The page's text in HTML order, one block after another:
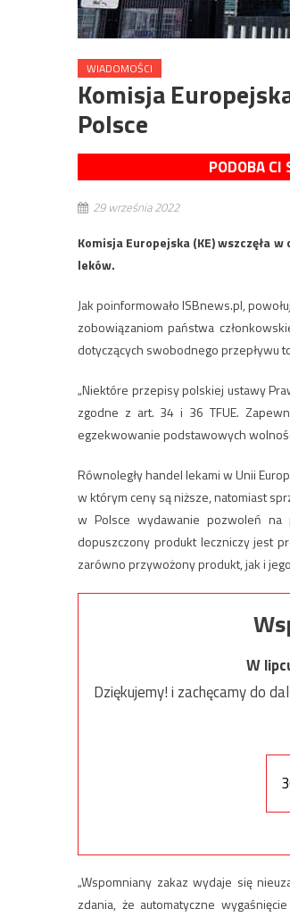
WIADOMOŚCI
Komisja
Polsce
PODOBA CI
29 września 2022
Komisja Europejska (KE) wszczęła
leków.
Jak poinformowało ISBnews.pl,
zobowiązaniom państwa
dotyczących swobodnego przepływu
„Niektóre przepisy polskiej ustawy
zgodne z art. 34 i 36 TFUE.
egzekwowanie podstawowych
Równoległy handel lekami w Unii
w którym ceny są niższe, natomiast
w Polsce wydawanie pozwoleń na
dopuszczony produkt leczniczy jest
zarówno przywożony produkt, jak i
W
Dziękujemy! i zachęcamy do
„Wspomniany zakaz wydaje się
zdania, że automatyczne